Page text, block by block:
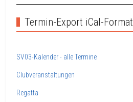
Termin-Export iCal-Format
SV03-Kalender - alle Termine
Clubveranstaltungen
Regatta